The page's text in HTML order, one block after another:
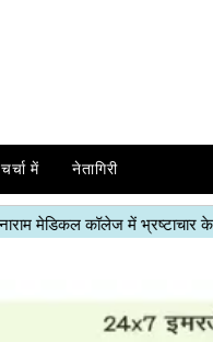
चर्चा में नेतागिरी